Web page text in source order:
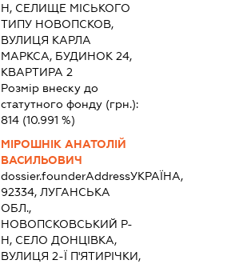
Н, СЕЛИЩЕ МІСЬКОГО
ТИПУ НОВОПСКОВ,
ВУЛИЦЯ КАРЛА
МАРКСА, БУДИНОК 24,
КВАРТИРА 2
Розмір внеску до
статутного фонду (грн.):
814(10.991 %)
МІРОШНІК АНАТОЛІЙ
ВАСИЛЬОВИЧ
dossier.founderAddressУКРАЇНА,
92334, ЛУГАНСЬКА
ОБЛ.,
НОВОПСКОВСЬКИЙ Р-
Н, СЕЛО ДОНЦІВКА,
ВУЛИЦЯ 2-Ї П'ЯТИРІЧКИ,